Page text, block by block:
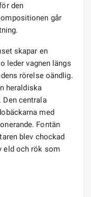
den
går
skapar en
leder vagnen längs
rörelse oändlig.
heraldiska
Den centrala
med
Fontän
blev chockad
eld och rök som